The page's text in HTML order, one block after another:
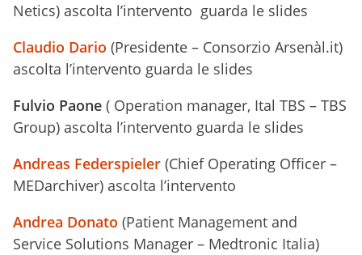
Netics) ascolta l’intervento guarda le slides
Claudio Dario (Presidente – Consorzio Arsenàl.it)
ascolta l’intervento guarda le slides
Fulvio Paone ( Operation manager, Ital TBS – TBS
Group) ascolta l’intervento guarda le slides
Andreas Federspieler (Chief Operating Officer –
MEDarchiver) ascolta l’intervento
Andrea Donato (Patient Management and
Service Solutions Manager – Medtronic Italia)